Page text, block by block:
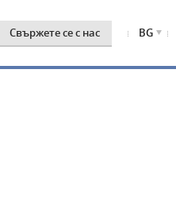
Свържете се с нас BG